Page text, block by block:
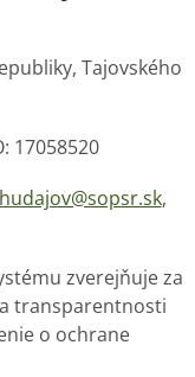
Tajovského
17058520
,
zverejňuje za
transparentnosti
o ochrane